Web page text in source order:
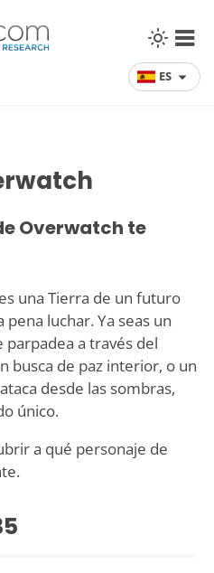
ES
Overwatch te
una Tierra de un futuro
luchar. Ya seas un
a través del
busca de paz interior, o un
desde las sombras,
único.
a qué personaje de